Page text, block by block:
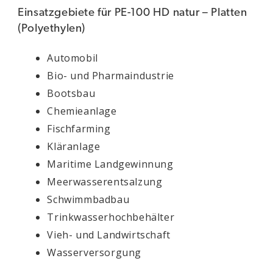
Einsatzgebiete für PE-100 HD natur – Platten
(Polyethylen)
Automobil
Bio- und Pharmaindustrie
Bootsbau
Chemieanlage
Fischfarming
Kläranlage
Maritime Landgewinnung
Meerwasserentsalzung
Schwimmbadbau
Trinkwasserhochbehälter
Vieh- und Landwirtschaft
Wasserversorgung